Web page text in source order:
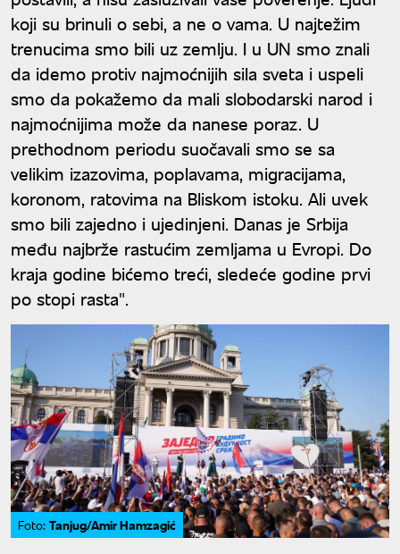
koji su brinuli o sebi, a ne o vama. U najtežim
trenucima smo bili uz zemlju. I u UN smo znali
da idemo protiv najmoćnijih sila sveta i uspeli
smo da pokažemo da mali slobodarski narod i
najmoćnijima može da nanese poraz. U
prethodnom periodu suočavali smo se sa
velikim izazovima, poplavama, migracijama,
koronom, ratovima na Bliskom istoku. Ali uvek
smo bili zajedno i ujedinjeni. Danas je Srbija
među najbrže rastućim zemljama u Evropi. Do
kraja godine bićemo treći, sledeće godine prvi
po stopi rasta".
Foto: Tanjug/Amir Hamzagić